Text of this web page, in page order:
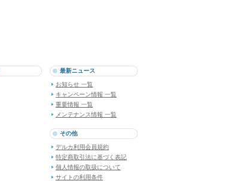
最新ニュース
お知らせ 一覧
キャンペーン情報 一覧
重要情報 一覧
メンテナンス情報 一覧
その他
デルカ利用会員規約
特定商取引法に基づく表記
個人情報の取扱について
サイトの利用条件